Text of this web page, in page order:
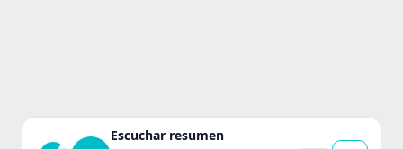
Escuchar resumen